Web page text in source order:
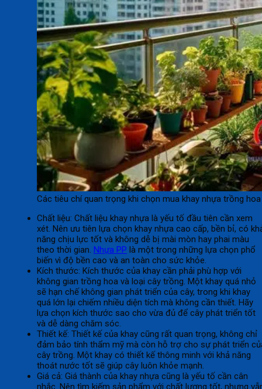
Các tiêu chí quan trọng khi chọn mua khay nhựa trồng hoa
Chất liệu: Chất liệu khay nhựa là yếu tố đầu tiên cần xem
xét. Nên ưu tiên lựa chọn khay nhựa cao cấp, bền bỉ, có
năng chịu lực tốt và không dễ bị mài mòn hay phai màu
theo thời gian. Nhựa PP là một trong những lựa chọn phổ
biến vì độ bền cao và an toàn cho sức khỏe.
Kích thước: Kích thước của khay cần phải phù hợp với
không gian trồng hoa và loại cây trồng. Một khay quá nhỏ
sẽ hạn chế không gian phát triển của cây, trong khi khay
quá lớn lại chiếm nhiều diện tích mà không cần thiết. Hãy
lựa chọn kích thước sao cho vừa đủ để cây phát triển tốt
và dễ dàng chăm sóc.
Thiết kế: Thiết kế của khay cũng rất quan trọng, không chỉ
đảm bảo tính thẩm mỹ mà còn hỗ trợ cho sự phát triển
cây trồng. Một khay có thiết kế thông minh với khả năng
thoát nước tốt sẽ giúp cây luôn khỏe mạnh.
Giá cả: Giá thành của khay nhựa cũng là yếu tố cần cân
nhắc. Nên tìm kiếm sản phẩm với chất lượng tốt, nhưng